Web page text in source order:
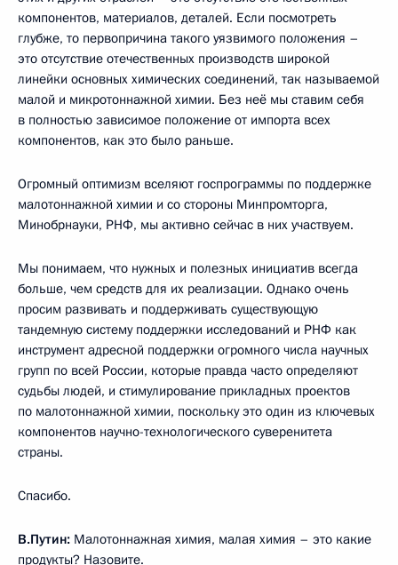
компонентов, материалов, деталей. Если посмотреть
глубже, то первопричина такого уязвимого положения –
это отсутствие отечественных производств широкой
линейки основных химических соединений, так называемой
малой и микротоннажной химии. Без неё мы ставим себя
в полностью зависимое положение от импорта всех
компонентов, как это было раньше.
Огромный оптимизм вселяют госпрограммы по поддержке
малотоннажной химии и со стороны Минпромторга,
Минобрнауки, РНФ, мы активно сейчас в них участвуем.
Мы понимаем, что нужных и полезных инициатив всегда
больше, чем средств для их реализации. Однако очень
просим развивать и поддерживать существующую
тандемную систему поддержки исследований и РНФ как
инструмент адресной поддержки огромного числа научных
групп по всей России, которые правда часто определяют
судьбы людей, и стимулирование прикладных проектов
по малотоннажной химии, поскольку это один из ключевых
компонентов научно-технологического суверенитета
страны.
Спасибо.
В.Путин: Малотоннажная химия, малая химия – это какие
продукты? Назовите.